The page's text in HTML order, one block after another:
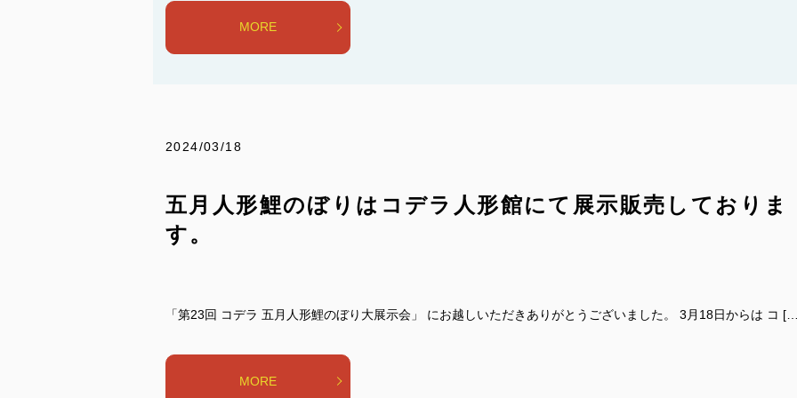
MORE
2024/03/18
五月人形鯉のぼりはコデラ人形館にて展示販売しておりま
す。
「第23回 コデラ 五月人形鯉のぼり大展示会」 にお越しいただきありがとうございました。 3月18日からは コ
MORE